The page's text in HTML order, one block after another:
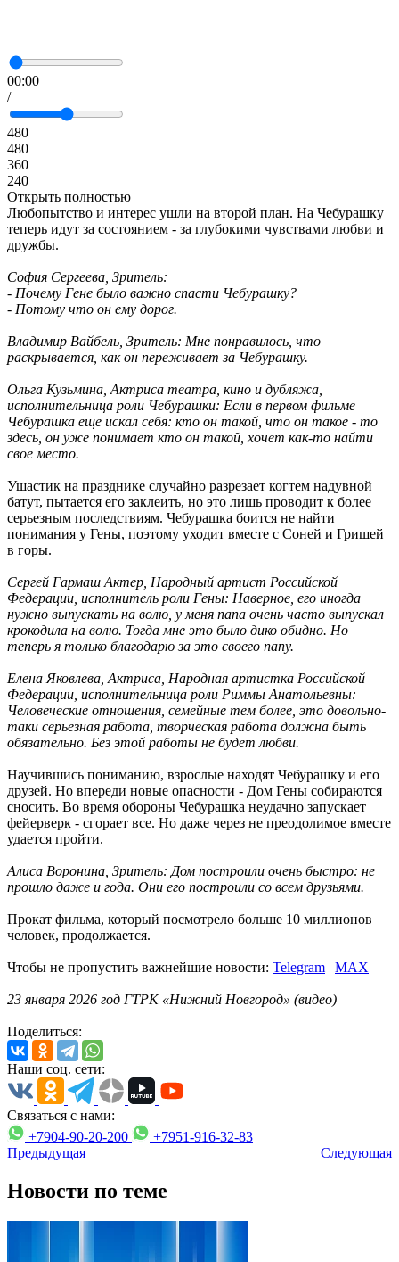
00:00
/
480
480
360
240
Открыть полностью
Любопытство и интерес ушли на второй план. На Чебурашку
теперь идут за состоянием - за глубокими чувствами любви и
дружбы.
София Сергеева, Зритель:
- Почему Гене было важно спасти Чебурашку?
- Потому что он ему дорог.
Владимир Вайбель, Зритель: Мне понравилось, что
раскрывается, как он переживает за Чебурашку.
Ольга Кузьмина, Актриса театра, кино и дубляжа,
исполнительница роли Чебурашки: Если в первом фильме
Чебурашка еще искал себя: кто он такой, что он такое - то
здесь, он уже понимает кто он такой, хочет как-то найти
свое место.
Ушастик на празднике случайно разрезает когтем надувной
батут, пытается его заклеить, но это лишь проводит к более
серьезным последствиям. Чебурашка боится не найти
понимания у Гены, поэтому уходит вместе с Соней и Гришей
в горы.
Сергей Гармаш Актер, Народный артист Российской
Федерации, исполнитель роли Гены: Наверное, его иногда
нужно выпускать на волю, у меня папа очень часто выпускал
крокодила на волю. Тогда мне это было дико обидно. Но
теперь я только благодарю за это своего папу.
Елена Яковлева, Актриса, Народная артистка Российской
Федерации, исполнительница роли Риммы Анатольевны:
Человеческие отношения, семейные тем более, это довольно-
таки серьезная работа, творческая работа должна быть
обязательно. Без этой работы не будет любви.
Научившись пониманию, взрослые находят Чебурашку и его
друзей. Но впереди новые опасности - Дом Гены собираются
сносить. Во время обороны Чебурашка неудачно запускает
фейерверк - сгорает все. Но даже через не преодолимое вместе
удается пройти.
Алиса Воронина, Зритель: Дом построили очень быстро: не
прошло даже и года. Они его построили со всем друзьями.
Прокат фильма, который посмотрело больше 10 миллионов
человек, продолжается.
Чтобы не пропустить важнейшие новости: Telegram | MAX
23 января 2026 год ГТРК «Нижний Новгород» (видео)
Поделиться:
Наши соц. сети:
Связаться с нами:
+7904-90-20-200
+7951-916-32-83
Предыдущая
Следующая
Новости по теме